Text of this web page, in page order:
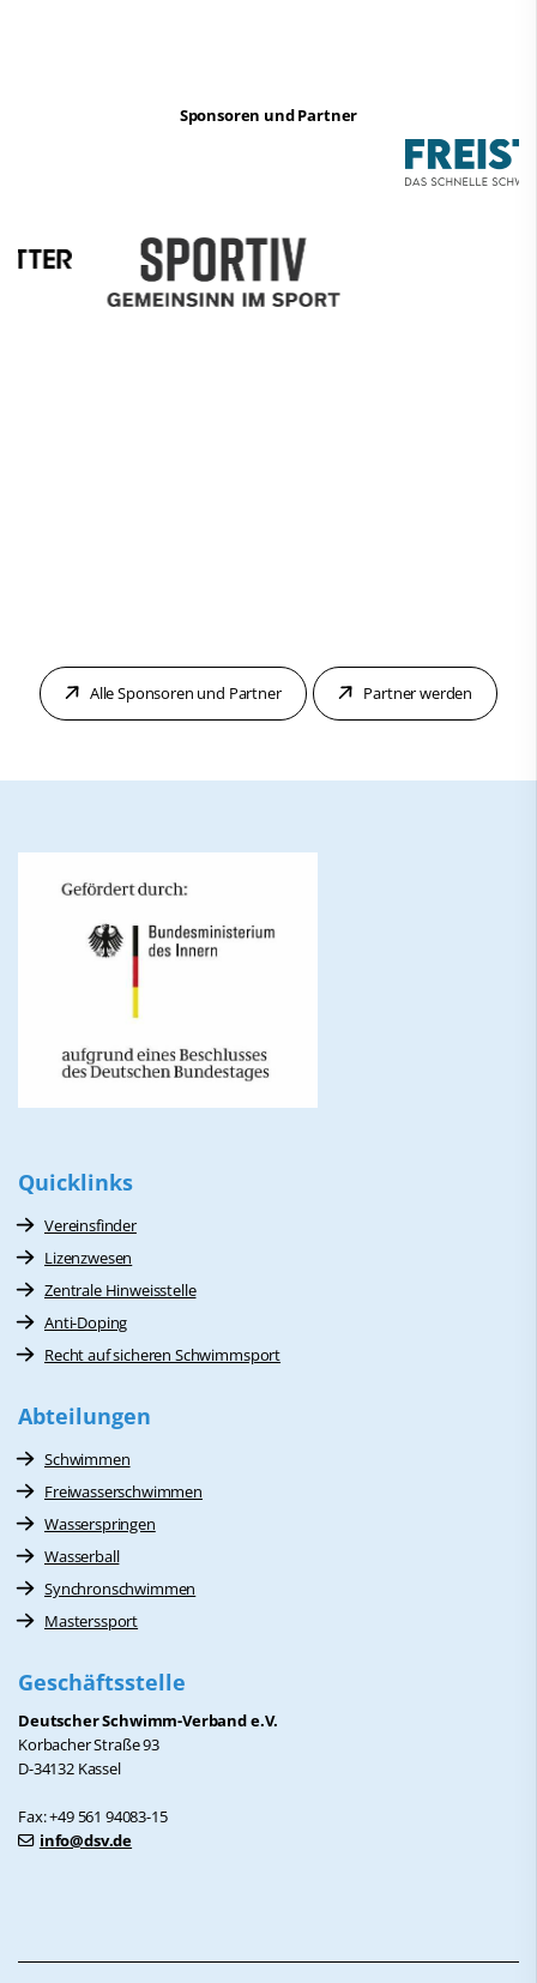
Sponsoren und Partner
Alle Sponsoren und Partner Partner werden
Quicklinks
Vereinsfinder
Lizenzwesen
Zentrale Hinweisstelle
Anti-Doping
Recht auf sicheren Schwimmsport
Abteilungen
Schwimmen
Freiwasserschwimmen
Wasserspringen
Wasserball
Synchronschwimmen
Masterssport
Geschäftsstelle
Deutscher Schwimm-Verband e.V.
Korbacher Straße 93
D-34132 Kassel
Fax: +49 561 94083-15
info@dsv.de